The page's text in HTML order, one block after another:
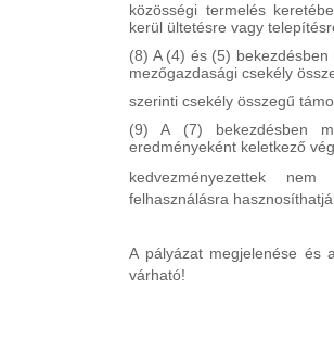
közösségi termelés
kerül ültetésre vagy
(8) A (4) és (5)
mezőgazdasági csekély
szerinti csekély összegű
(9) A (7) bekezdésben
eredményeként keletkező
kedvezményezettek
felhasználásra
A pályázat megjelenése és
várható!